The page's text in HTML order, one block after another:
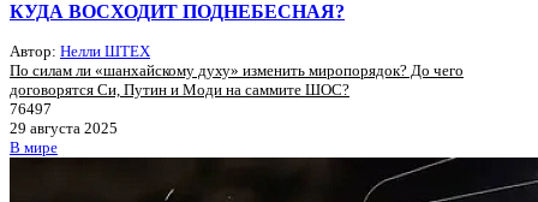
КУДА ВОСХОДИТ ПОДНЕБЕСНАЯ?
Автор: Нелли ШТЕХ
По силам ли «шанхайскому духу» изменить миропорядок? До чего
договорятся Си, Путин и Моди на саммите ШОС?
76497
29 августа 2025
В мире